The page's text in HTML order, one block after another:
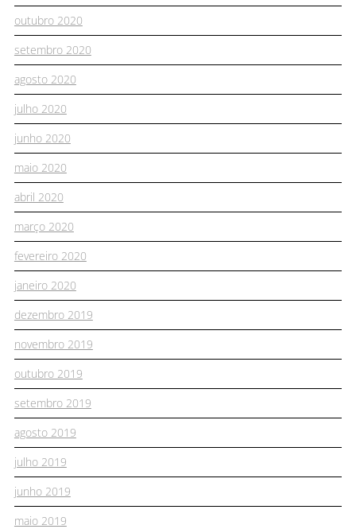
outubro 2020
setembro 2020
agosto 2020
julho 2020
junho 2020
maio 2020
abril 2020
março 2020
fevereiro 2020
janeiro 2020
dezembro 2019
novembro 2019
outubro 2019
setembro 2019
agosto 2019
julho 2019
junho 2019
maio 2019